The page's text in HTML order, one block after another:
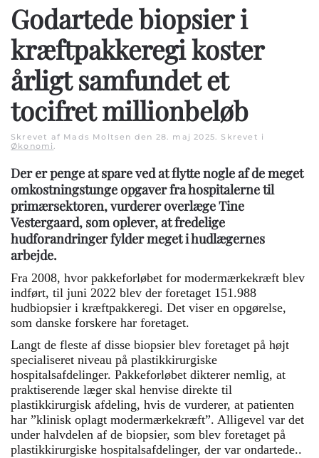
Godartede biopsier i
kræftpakkeregi koster
årligt samfundet et
tocifret millionbeløb
Skrevet af Mads Moltsen den 28. maj 2025. Skrevet i
Økonomi.
Der er penge at spare ved at flytte nogle af de meget
omkostningstunge opgaver fra hospitalerne til
primærsektoren, vurderer overlæge Tine
Vestergaard, som oplever, at fredelige
hudforandringer fylder meget i hudlægernes
arbejde.
Fra 2008, hvor pakkeforløbet for modermærkekræft blev
indført, til juni 2022 blev der foretaget 151.988
hudbiopsier i kræftpakkeregi. Det viser en opgørelse,
som danske forskere har foretaget.
Langt de fleste af disse biopsier blev foretaget på højt
specialiseret niveau på plastikkirurgiske
hospitalsafdelinger. Pakkeforløbet dikterer nemlig, at
praktiserende læger skal henvise direkte til
plastikkirurgisk afdeling, hvis de vurderer, at patienten
har ”klinisk oplagt modermærkekræft”. Alligevel var det
under halvdelen af de biopsier, som blev foretaget på
plastikkirurgiske hospitalsafdelinger, der var ondartede..